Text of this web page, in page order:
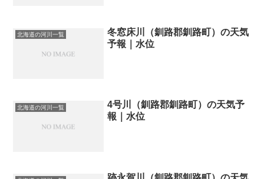
北海道の河川一覧
冬窓床川（釧路郡釧路町）の天気
予報｜水位
北海道の河川一覧
4号川（釧路郡釧路町）の天気予
報｜水位